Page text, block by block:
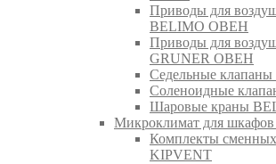
Приводы для
BELIMO ОВЕН
Приводы для
GRUNER ОВЕН
Седельные
Соленоидные
Шаровые краны
Микроклимат для шкафов
Комплекты
KIPVENT